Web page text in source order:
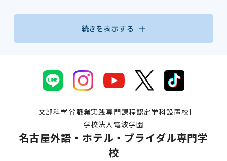
続きを表示する
［文部科学省職業実践専門課程認定学科設置校］
学校法人電波学園
名古屋外語・ホテル・ブライダル専門学
校